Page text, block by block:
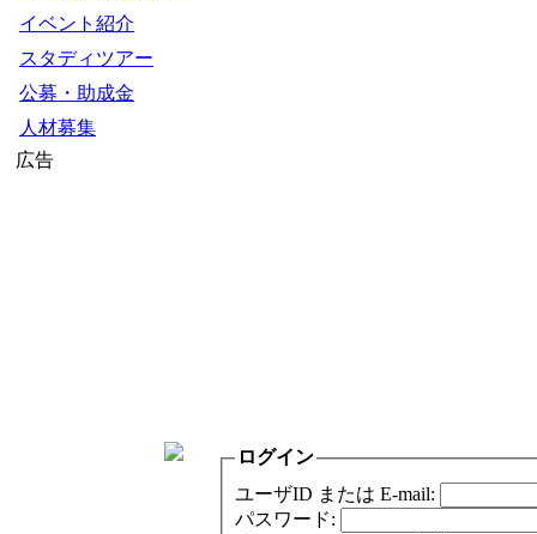
イベント紹介
スタディツアー
公募・助成金
人材募集
広告
ログイン
ユーザID または E-mail:
パスワード: